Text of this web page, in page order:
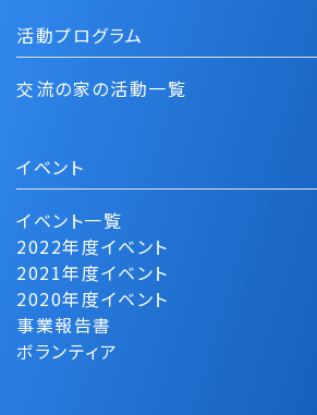
活動プログラム
交流の家の活動一覧
イベント
イベント一覧
2022年度イベント
2021年度イベント
2020年度イベント
事業報告書
ボランティア